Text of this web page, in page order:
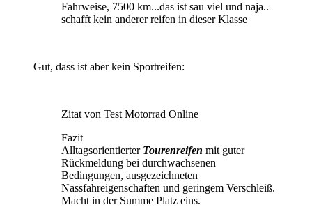
Fahrweise, 7500 km...das ist sau viel und naja..
schafft kein anderer reifen in dieser Klasse
Gut, dass ist aber kein Sportreifen:
Zitat von Test Motorrad Online
Fazit
Alltagsorientierter Tourenreifen mit guter
Rückmeldung bei durchwachsenen
Bedingungen, ausgezeichneten
Nassfahreigenschaften und geringem Verschleiß.
Macht in der Summe Platz eins.